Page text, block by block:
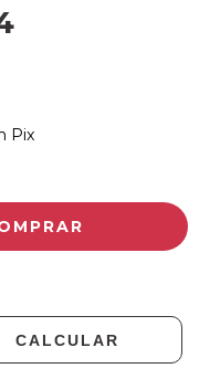
Pix
CALCULAR